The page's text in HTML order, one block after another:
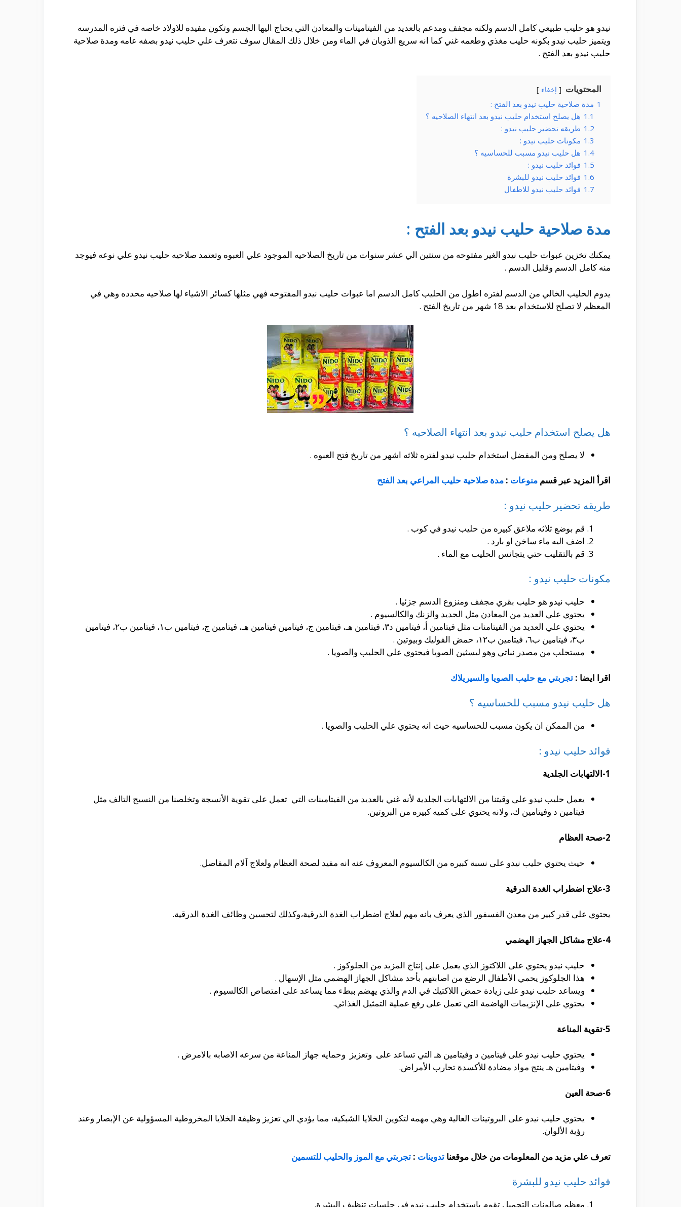
نيدو هو حليب طبيعي كامل الدسم ولكنه مجفف ومدعم بالعديد من الفيتامينات والمعادن التي يحتاج اليها الجسم وتكون مفيده للاولاد خاصه في فتره المدرسه
ويتميز حليب نيدو بكونه حليب مغذي وطعمه غني كما انه سريع الذوبان في الماء ومن خلال ذلك المقال سوف نتعرف علي حليب نيدو بصفه عامه ومدة صلاحية
حليب نيدو بعد الفتح .
المحتويات إخفاء
1 مدة صلاحية حليب نيدو بعد الفتح :
1.1 هل يصلح استخدام حليب نيدو بعد انتهاء الصلاحيه ؟
1.2 طريقه تحضير حليب نيدو :
1.3 مكونات حليب نيدو :
1.4 هل حليب نيدو مسبب للحساسيه ؟
1.5 فوائد حليب نيدو :
1.6 فوائد حليب نيدو للبشرة
1.7 فوائد حليب نيدو للاطفال
مدة صلاحية حليب نيدو بعد الفتح :
يمكنك تخزين عبوات حليب نيدو الغير مفتوحه من سنتين الي عشر سنوات من تاريخ الصلاحيه الموجود علي العبوه وتعتمد صلاحيه حليب نيدو علي نوعه فيوجد
منه كامل الدسم وقليل الدسم .
يدوم الحليب الخالي من الدسم لفتره اطول من الحليب كامل الدسم اما عبوات حليب نيدو المفتوحه فهي مثلها كسائر الاشياء لها صلاحيه محدده وهي في
المعظم لا تصلح للاستخدام بعد 18 شهر من تاريخ الفتح .
هل يصلح استخدام حليب نيدو بعد انتهاء الصلاحيه ؟
لا يصلح ومن المفضل استخدام حليب نيدو لفتره ثلاثه اشهر من تاريخ فتح العبوه .
اقرأ المزيد عبر قسم منوعات : مدة صلاحية حليب المراعي بعد الفتح
طريقه تحضير حليب نيدو :
قم بوضع ثلاثه ملاعق كبيره من حليب نيدو في كوب .
اضف اليه ماء ساخن او بارد .
قم بالتقليب حتي يتجانس الحليب مع الماء .
مكونات حليب نيدو :
حليب نيدو هو حليب بقري مجفف ومنزوع الدسم جزئيا .
يحتوي علي العديد من المعادن مثل الحديد والزنك والكالسيوم .
يحتوي علي العديد من الفيتامنات مثل فيتامين أ، فيتامين د٣، فيتامين هـ، فيتامين ج، فيتامين فيتامين هـ، فيتامين ج، فيتامين ب١، فيتامين ب٢، فيتامين
ب٣، فيتامين ب٦، فيتامين ب١٢، حمض الفوليك وبيوتين .
مستحلب من مصدر نباتي وهو ليسثين الصويا فيحتوي علي الحليب والصويا .
اقرا ايضا : تجربتي مع حليب الصويا والسيريلاك
هل حليب نيدو مسبب للحساسيه ؟
من الممكن ان يكون مسبب للحساسيه حيث انه يحتوي علي الحليب والصويا .
فوائد حليب نيدو :
1-الالتهابات الجلدية
يعمل حليب نيدو على وقيتنا من الالتهابات الجلدية لأنه غني بالعديد من الفيتامينات التي تعمل على تقوية الأنسجة وتخلصنا من النسيج التالف مثل
فيتامين د وفيتامين ك، ولانه يحتوي على كميه كبيره من البروتين.
2-صحة العظام
حيث يحتوي حليب نيدو على نسبة كبيره من الكالسيوم المعروف عنه انه مفيد لصحة العظام ولعلاج آلام المفاصل.
3-علاج اضطراب الغدة الدرقية
يحتوي على قدر كبير من معدن الفسفور الذي يعرف بانه مهم لعلاج اضطراب الغدة الدرقية،وكذلك لتحسين وظائف الغدة الدرقية.
4-علاج مشاكل الجهاز الهضمي
حليب نيدو يحتوي على اللاكتوز الذي يعمل على إنتاج المزيد من الجلوكوز .
هذا الجلوكوز يحمي الأطفال الرضع من اصابتهم بأحد مشاكل الجهاز الهضمي مثل الإسهال .
ويساعد حليب نيدو على زيادة حمض اللاكتيك في الدم والذي يهضم ببطء مما يساعد على امتصاص الكالسيوم .
يحتوي على الإنزيمات الهاضمة التي تعمل على رفع عملية التمثيل الغذائي.
5-تقوية المناعة
يحتوي حليب نيدو على فيتامين د وفيتامين هـ التي تساعد على وتعزيز وحمايه جهاز المناعة من سرعه الاصابه بالامرض .
وفيتامين هـ ينتج مواد مضادة للأكسدة تحارب الأمراض.
6-صحة العين
يحتوي حليب نيدو على البروتينات العالية وهي مهمه لتكوين الخلايا الشبكية، مما يؤدي الي تعزيز وظيفة الخلايا المخروطية المسؤولية عن الإبصار وعند
رؤية الألوان.
تعرف علي مزيد من المعلومات من خلال موقعنا تدوينات : تجربتي مع الموز والحليب للتسمين
فوائد حليب نيدو للبشرة
معظم صالونات التجميل تقوم باستخدام حليب نيدو في جلسات تنظيف البشرة.